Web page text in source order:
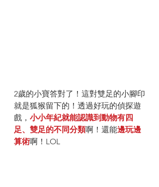
2歲的小寶答對了！這對雙足的小腳印
就是狐猴留下的！透過好玩的偵探遊
戲， 小小年紀就能認識到動物有四
足、雙足的不同分類啊！還能邊玩邊
算術啊！LOL